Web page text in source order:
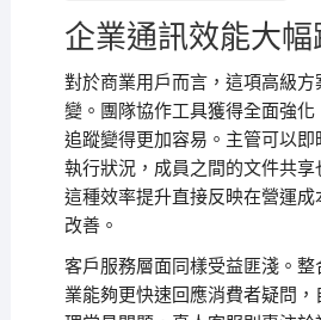
企業通訊效能大幅
對於商業用戶而言，這項高級
變。團隊協作工具獲得全面強
追蹤變得更加容易。主管可以即
執行狀況，成員之間的文件共享
這種效率提升直接反映在營運
改善。
客戶服務層面同樣受益匪淺。
業能夠更快速回應消費者疑問